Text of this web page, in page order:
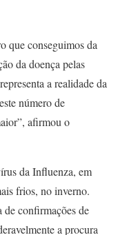
que conseguimos da
da doença pelas
a realidade da
número de
afirmou o
da Influenza, em
frios, no inverno.
confirmações de
a procura